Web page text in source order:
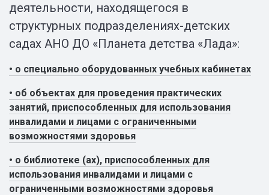
деятельности, находящегося в
структурных подразделениях-детских
садах АНО ДО «Планета детства «Лада»:
• о специально оборудованных учебных кабинетах
• об объектах для проведения практических
занятий, приспособленных для использования
инвалидами и лицами с ограниченными
возможностями здоровья
• о библиотеке (ах), приспособленных для
использования инвалидами и лицами с
ограниченными возможностями здоровья